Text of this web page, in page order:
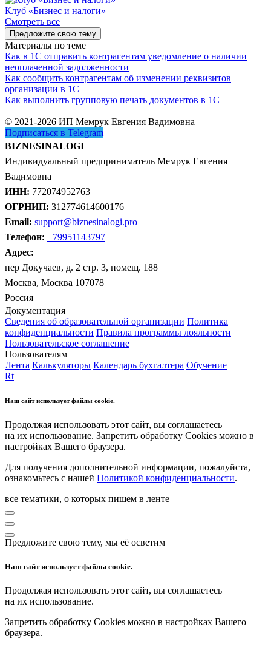
Клуб «Бизнес и налоги»
Смотреть все
Предложите свою тему
Материалы по теме
Как в 1С отправить контрагентам уведомление о наличии
неоплаченной задолженности
Как сообщить контрагентам об изменении реквизитов
организации в 1C
Как выполнить групповую печать документов в 1C
© 2021-2026 ИП Мемрук Евгения Вадимовна
Подписаться в Telegram
BIZNESINALOGI
Индивидуальный предприниматель Мемрук Евгения
Вадимовна
ИНН: 772074952763
ОГРНИП: 312774614600176
Email: support@biznesinalogi.pro
Телефон: +79951143797
Адрес:
пер Докучаев, д. 2 стр. 3, помещ. 188
Москва, Москва 107078
Россия
Документация
Сведения об образовательной организации Политика
конфиденциальности Правила программы лояльности
Пользовательское соглашение
Пользователям
Лента Калькуляторы Календарь бухгалтера Обучение
Rt
Наш сайт использует файлы cookie.
Продолжая использовать этот сайт, вы соглашаетесь
на их использование. Запретить обработку Cookies можно в
настройках Вашего браузера.
Для получения дополнительной информации, пожалуйста,
ознакомьтесь с нашей Политикой конфиденциальности.
все тематики, о которых пишем в ленте
Предложите свою тему, мы её осветим
Наш сайт использует файлы cookie.
Продолжая использовать этот сайт, вы соглашаетесь
на их использование.
Запретить обработку Cookies можно в настройках Вашего
браузера.